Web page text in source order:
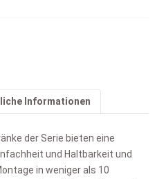
Informationen
der Serie bieten eine
und Haltbarkeit und
in weniger als 10